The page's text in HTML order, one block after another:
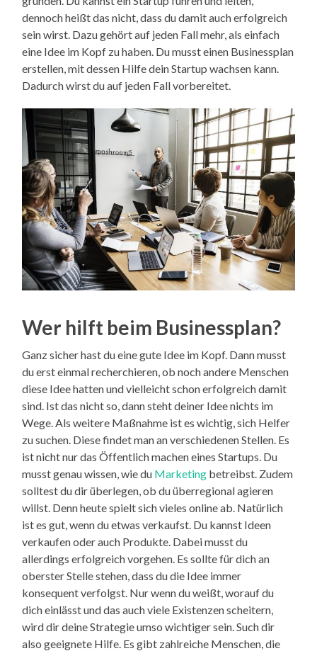
dennoch heißt das nicht, dass du damit auch erfolgreich
sein wirst. Dazu gehört auf jeden Fall mehr, als einfach
eine Idee im Kopf zu haben. Du musst einen Businessplan
erstellen, mit dessen Hilfe dein Startup wachsen kann.
Dadurch wirst du auf jeden Fall vorbereitet.
Wer hilft beim Businessplan?
Ganz sicher hast du eine gute Idee im Kopf. Dann musst
du erst einmal recherchieren, ob noch andere Menschen
diese Idee hatten und vielleicht schon erfolgreich damit
sind. Ist das nicht so, dann steht deiner Idee nichts im
Wege. Als weitere Maßnahme ist es wichtig, sich Helfer
zu suchen. Diese findet man an verschiedenen Stellen. Es
ist nicht nur das Öffentlich machen eines Startups. Du
musst genau wissen, wie du Marketing betreibst. Zudem
solltest du dir überlegen, ob du überregional agieren
willst. Denn heute spielt sich vieles online ab. Natürlich
ist es gut, wenn du etwas verkaufst. Du kannst Ideen
verkaufen oder auch Produkte. Dabei musst du
allerdings erfolgreich vorgehen. Es sollte für dich an
oberster Stelle stehen, dass du die Idee immer
konsequent verfolgst. Nur wenn du weißt, worauf du
dich einlässt und das auch viele Existenzen scheitern,
wird dir deine Strategie umso wichtiger sein. Such dir
also geeignete Hilfe. Es gibt zahlreiche Menschen, die